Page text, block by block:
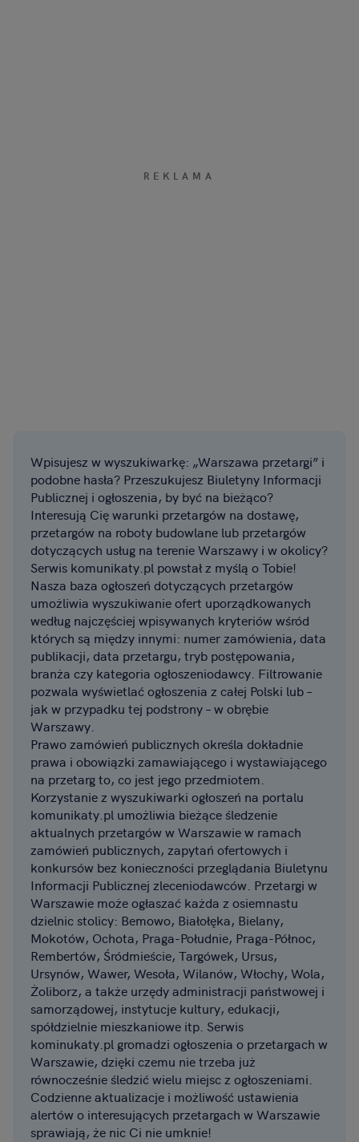
Wpisujesz w wyszukiwarkę: „Warszawa przetargi” i
podobne hasła? Przeszukujesz Biuletyny Informacji
Publicznej i ogłoszenia, by być na bieżąco?
Interesują Cię warunki przetargów na dostawę,
przetargów na roboty budowlane lub przetargów
dotyczących usług na terenie Warszawy i w okolicy?
Serwis komunikaty.pl powstał z myślą o Tobie!
Nasza baza ogłoszeń dotyczących przetargów
umożliwia wyszukiwanie ofert uporządkowanych
według najczęściej wpisywanych kryteriów wśród
których są między innymi: numer zamówienia, data
publikacji, data przetargu, tryb postępowania,
branża czy kategoria ogłoszeniodawcy. Filtrowanie
pozwala wyświetlać ogłoszenia z całej Polski lub –
jak w przypadku tej podstrony – w obrębie
Warszawy.
Prawo zamówień publicznych określa dokładnie
prawa i obowiązki zamawiającego i wystawiającego
na przetarg to, co jest jego przedmiotem.
Korzystanie z wyszukiwarki ogłoszeń na portalu
komunikaty.pl umożliwia bieżące śledzenie
aktualnych przetargów w Warszawie w ramach
zamówień publicznych, zapytań ofertowych i
konkursów bez konieczności przeglądania Biuletynu
Informacji Publicznej zleceniodawców. Przetargi w
Warszawie może ogłaszać każda z osiemnastu
dzielnic stolicy: Bemowo, Białołęka, Bielany,
Mokotów, Ochota, Praga-Południe, Praga-Północ,
Rembertów, Śródmieście, Targówek, Ursus,
Ursynów, Wawer, Wesoła, Wilanów, Włochy, Wola,
Żoliborz, a także urzędy administracji państwowej i
samorządowej, instytucje kultury, edukacji,
spółdzielnie mieszkaniowe itp. Serwis
kominukaty.pl gromadzi ogłoszenia o przetargach w
Warszawie, dzięki czemu nie trzeba już
równocześnie śledzić wielu miejsc z ogłoszeniami.
Codzienne aktualizacje i możliwość ustawienia
alertów o interesujących przetargach w Warszawie
sprawiają, że nic Ci nie umknie!